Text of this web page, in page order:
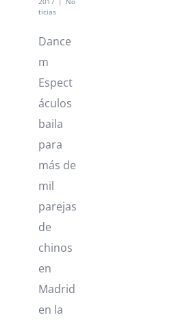
ticias
Dance
m
Espect
áculos
baila
para
más de
mil
parejas
de
chinos
en
Madrid
en la